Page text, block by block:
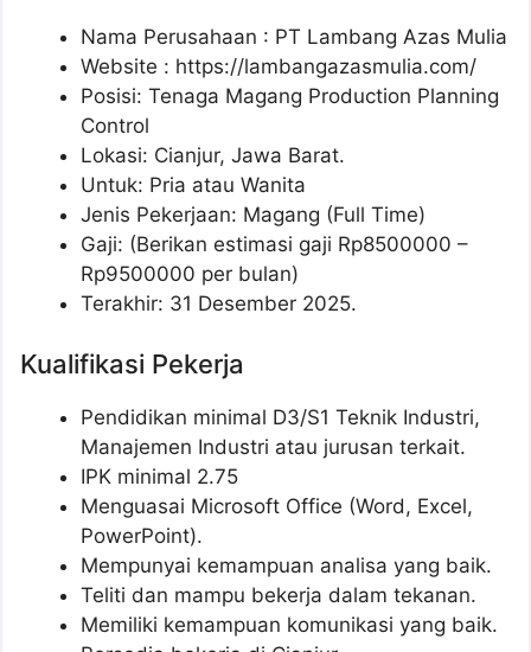
Nama Perusahaan : PT Lambang Azas Mulia
Website : https://lambangazasmulia.com/
Posisi: Tenaga Magang Production Planning
Control
Lokasi: Cianjur, Jawa Barat.
Untuk: Pria atau Wanita
Jenis Pekerjaan: Magang (Full Time)
Gaji: (Berikan estimasi gaji Rp8500000 –
Rp9500000 per bulan)
Terakhir: 31 Desember 2025.
Kualifikasi Pekerja
Pendidikan minimal D3/S1 Teknik Industri,
Manajemen Industri atau jurusan terkait.
IPK minimal 2.75
Menguasai Microsoft Office (Word, Excel,
PowerPoint).
Mempunyai kemampuan analisa yang baik.
Teliti dan mampu bekerja dalam tekanan.
Memiliki kemampuan komunikasi yang baik.